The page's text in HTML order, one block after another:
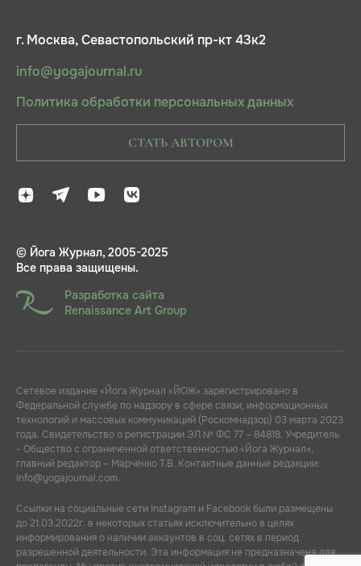
г. Москва, Севастопольский пр-кт 43к2
info@yogajournal.ru
Политика обработки персональных данных
СТАТЬ АВТОРОМ
© Йога Журнал, 2005-2025
Все права защищены.
Разработка сайта
Renaissance Art Group
Сетевое издание «Йога Журнал «ЙОЖ» зарегистрировано в
Федеральной службе по надзору в сфере связи, информационных
технологий и массовых коммуникаций (Роскомнадзор) 03 марта 2023
года. Свидетельство о регистрации ЭЛ № ФС 77 – 84818. Учредитель
- Общество с ограниченной ответственностью «Йога Журнал»,
главный редактор – Марченко Т.В. Контактные данные редакции:
info@yogajournal.com.
Ссылки на социальные сети Instagram и Facebook были размещены
до 21.03.2022г. в некоторых статьях исключительно в целях
информирования о наличии аккаунтов в соц. сетях в период
разрешенной деятельности. Эта информация не предназначена для